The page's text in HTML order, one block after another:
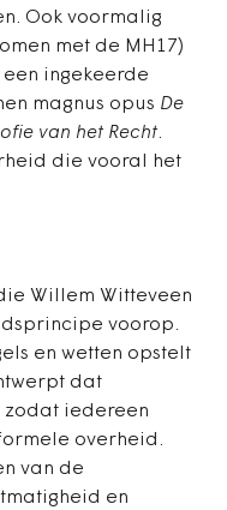
Ook voormalig
met de MH17)
ingekeerde
magnus opus De
van het Recht.
die vooral het
Willem Witteveen
voorop.
en wetten opstelt
dat
iedereen
overheid.
van de
en